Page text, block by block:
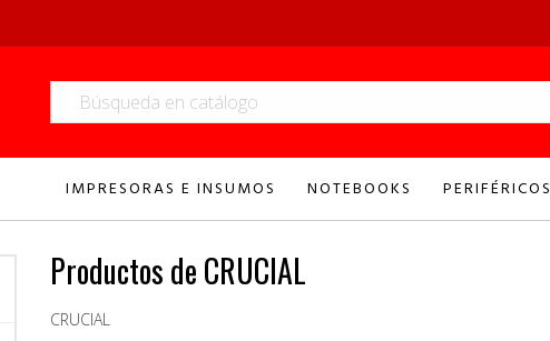
IMPRESORAS E INSUMOS NOTEBOOKS PERIFÉRICOS
Productos de CRUCIAL
CRUCIAL